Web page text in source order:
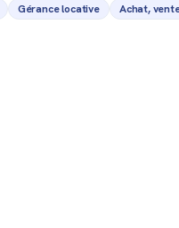
Gérance locative Achat,